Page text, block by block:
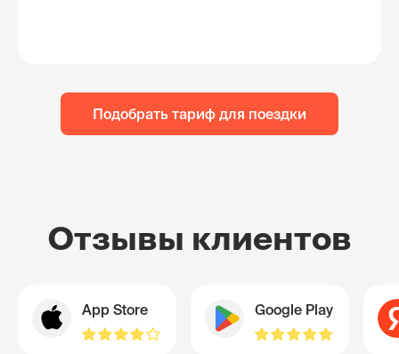
Подобрать тариф для поездки
Отзывы клиентов
App Store Google Play